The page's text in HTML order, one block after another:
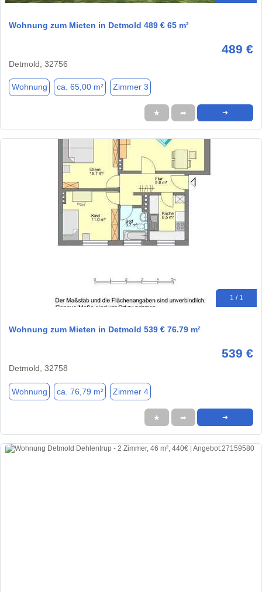
Wohnung zum Mieten in Detmold 489 € 65 m²
489 €
Detmold, 32756
Wohnung ca. 65,00 m² Zimmer 3
★ ➦ ➜
1 / 1
Wohnung zum Mieten in Detmold 539 € 76.79 m²
539 €
Detmold, 32758
Wohnung ca. 76,79 m² Zimmer 4
★ ➦ ➜